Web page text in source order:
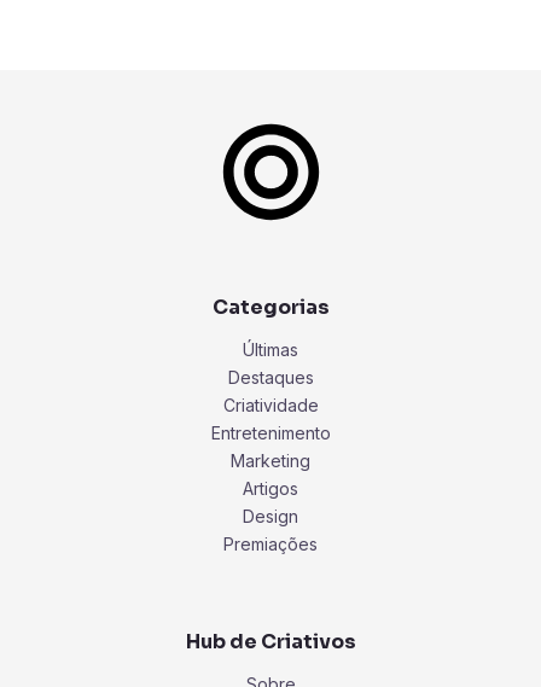
Categorias
Últimas
Destaques
Criatividade
Entretenimento
Marketing
Artigos
Design
Premiações
Hub de Criativos